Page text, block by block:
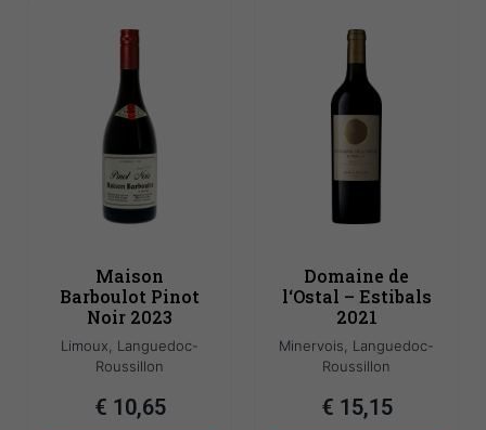
Maison
Barboulot Pinot
Noir 2023
Limoux, Languedoc-
Roussillon
€ 10,65
Domaine de
l‘Ostal – Estibals
2021
Minervois, Languedoc-
Roussillon
€ 15,15